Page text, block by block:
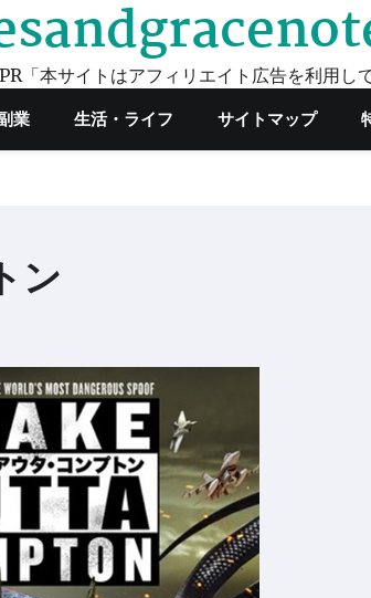
PR「本サイトはアフィリエイト広告を利用し
業 生活・ライフ サイトマップ
ン